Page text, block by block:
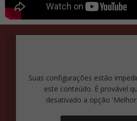
Suas configurações estão
este conteúdo. É provável
desativado a opção